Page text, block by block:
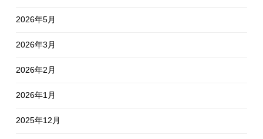
2026年5月
2026年3月
2026年2月
2026年1月
2025年12月